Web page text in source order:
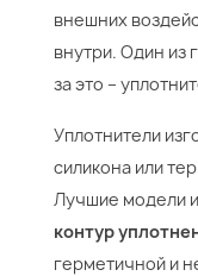
внешних
внутри. Один из
за это –
Уплотнители
силикона или
Лучшие модели
контур
герметичной и